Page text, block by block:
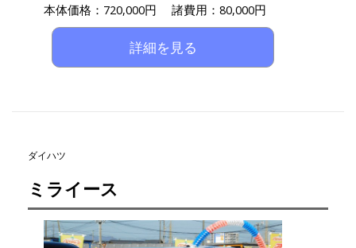
本体価格：720,000円 諸費用：80,000円
詳細を見る
ダイハツ
ミライース